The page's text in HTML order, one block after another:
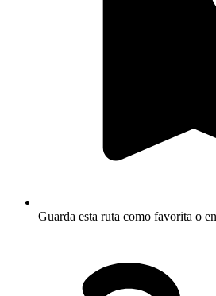
Guarda esta ruta como favorita o